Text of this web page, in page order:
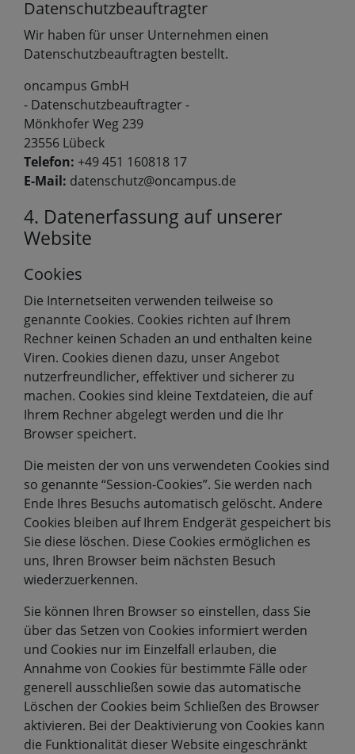
Datenschutzbeauftragter
Wir haben für unser Unternehmen einen
Datenschutzbeauftragten bestellt.
oncampus GmbH
- Datenschutzbeauftragter -
Mönkhofer Weg 239
23556 Lübeck
Telefon: +49 451 160818 17
E-Mail: datenschutz@oncampus.de
4. Datenerfassung auf unserer
Website
Cookies
Die Internetseiten verwenden teilweise so
genannte Cookies. Cookies richten auf Ihrem
Rechner keinen Schaden an und enthalten keine
Viren. Cookies dienen dazu, unser Angebot
nutzerfreundlicher, effektiver und sicherer zu
machen. Cookies sind kleine Textdateien, die auf
Ihrem Rechner abgelegt werden und die Ihr
Browser speichert.
Die meisten der von uns verwendeten Cookies sind
so genannte “Session-Cookies”. Sie werden nach
Ende Ihres Besuchs automatisch gelöscht. Andere
Cookies bleiben auf Ihrem Endgerät gespeichert bis
Sie diese löschen. Diese Cookies ermöglichen es
uns, Ihren Browser beim nächsten Besuch
wiederzuerkennen.
Sie können Ihren Browser so einstellen, dass Sie
über das Setzen von Cookies informiert werden
und Cookies nur im Einzelfall erlauben, die
Annahme von Cookies für bestimmte Fälle oder
generell ausschließen sowie das automatische
Löschen der Cookies beim Schließen des Browser
aktivieren. Bei der Deaktivierung von Cookies kann
die Funktionalität dieser Website eingeschränkt